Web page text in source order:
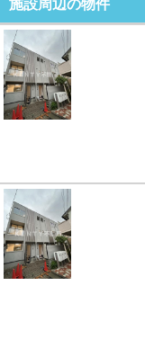
施設周辺の物件